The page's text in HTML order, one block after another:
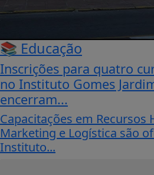
📚 Educação
Inscrições para quatro
no Instituto Gomes
encerram...
Capacitações em Recursos
Marketing e Logística são
Instituto...